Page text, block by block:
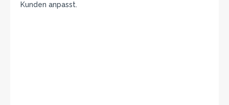
Kunden anpasst.